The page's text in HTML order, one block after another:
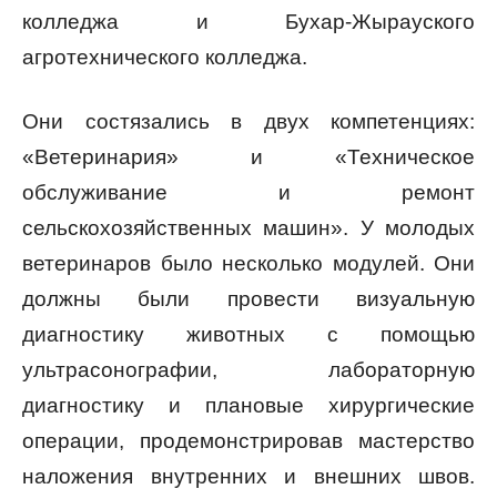
колледжа и Бухар-Жырауского
агротехнического колледжа.
Они состязались в двух компетенциях:
«Ветеринария» и «Техническое
обслуживание и ремонт
сельскохозяйственных машин». У молодых
ветеринаров было несколько модулей. Они
должны были провести визуальную
диагностику животных с помощью
ультрасонографии, лабораторную
диагностику и плановые хирургические
операции, продемонстрировав мастерство
наложения внутренних и внешних швов.